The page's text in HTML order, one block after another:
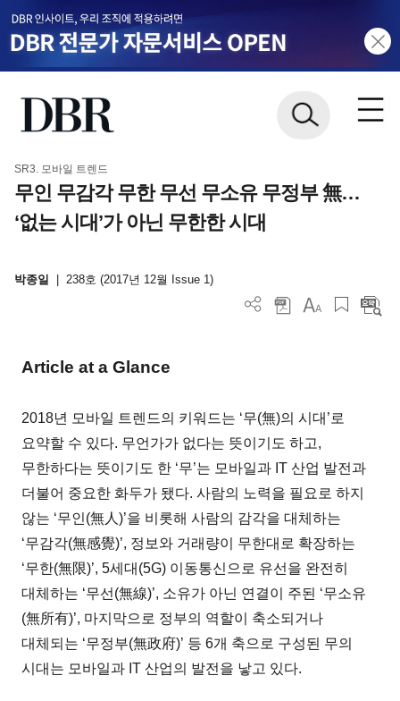
SR3. 모바일 트렌드
무인 무감각 무한 무선 무소유 무정부 無…
‘없는 시대’가 아닌 무한한 시대
박종일 238호 (2017년 12월 Issue 1)
Article at a Glance
2018년 모바일 트렌드의 키워드는 ‘무(無)의 시대’로
요약할 수 있다. 무언가가 없다는 뜻이기도 하고,
무한하다는 뜻이기도 한 ‘무’는 모바일과 IT 산업 발전과
더불어 중요한 화두가 됐다. 사람의 노력을 필요로 하지
않는 ‘무인(無人)’을 비롯해 사람의 감각을 대체하는
‘무감각(無感覺)’, 정보와 거래량이 무한대로 확장하는
‘무한(無限)’, 5세대(5G) 이동통신으로 유선을 완전히
대체하는 ‘무선(無線)’, 소유가 아닌 연결이 주된 ‘무소유
(無所有)’, 마지막으로 정부의 역할이 축소되거나
대체되는 ‘무정부(無政府)’ 등 6개 축으로 구성된 무의
시대는 모바일과 IT 산업의 발전을 낳고 있다.